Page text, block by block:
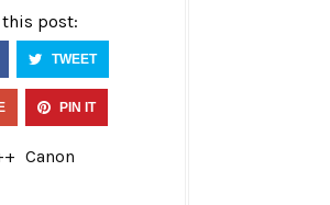
this post:
TWEET
PIN IT
Canon